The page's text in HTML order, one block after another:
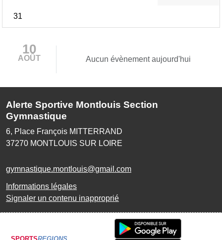
31
10
AOÛT Aucun évènement aujourd'hui
Alerte Sportive Montlouis Section
Gymnastique
6, Place François MITTERRAND
37270 MONTLOUIS SUR LOIRE
gymnastique.montlouis@gmail.com
Informations légales
Signaler un contenu inapproprié